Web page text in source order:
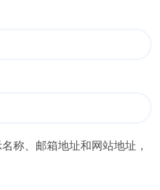
称、邮箱地址和网站地址，